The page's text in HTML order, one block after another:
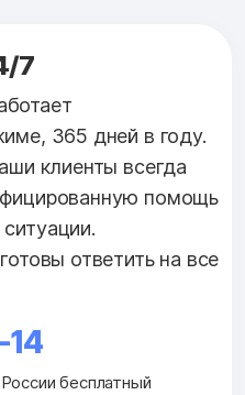
7
365 дней в году.
клиенты всегда
помощь
ответить на все
14
бесплатный